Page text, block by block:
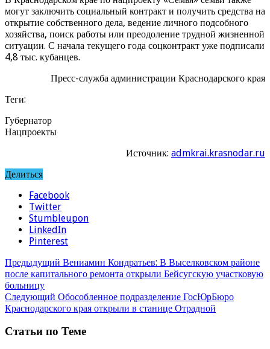
могут заключить социальный контракт и получить средства на
открытие собственного дела, ведение личного подсобного
хозяйства, поиск работы или преодоление трудной жизненной
ситуации. С начала текущего года соцконтракт уже подписали
4,8 тыс. кубанцев.
Пресс-служба администрации Краснодарского края
Теги:
Губернатор
Нацпроекты
Источник: admkrai.krasnodar.ru
Делиться
Facebook
Twitter
Stumbleupon
LinkedIn
Pinterest
Предыдущий Вениамин Кондратьев: В Выселковском районе
после капитального ремонта открыли Бейсугскую участковую
больницу
Следующий Обособленное подразделение ГосЮрБюро
Краснодарского края открыли в станице Отрадной
Статьи по Теме